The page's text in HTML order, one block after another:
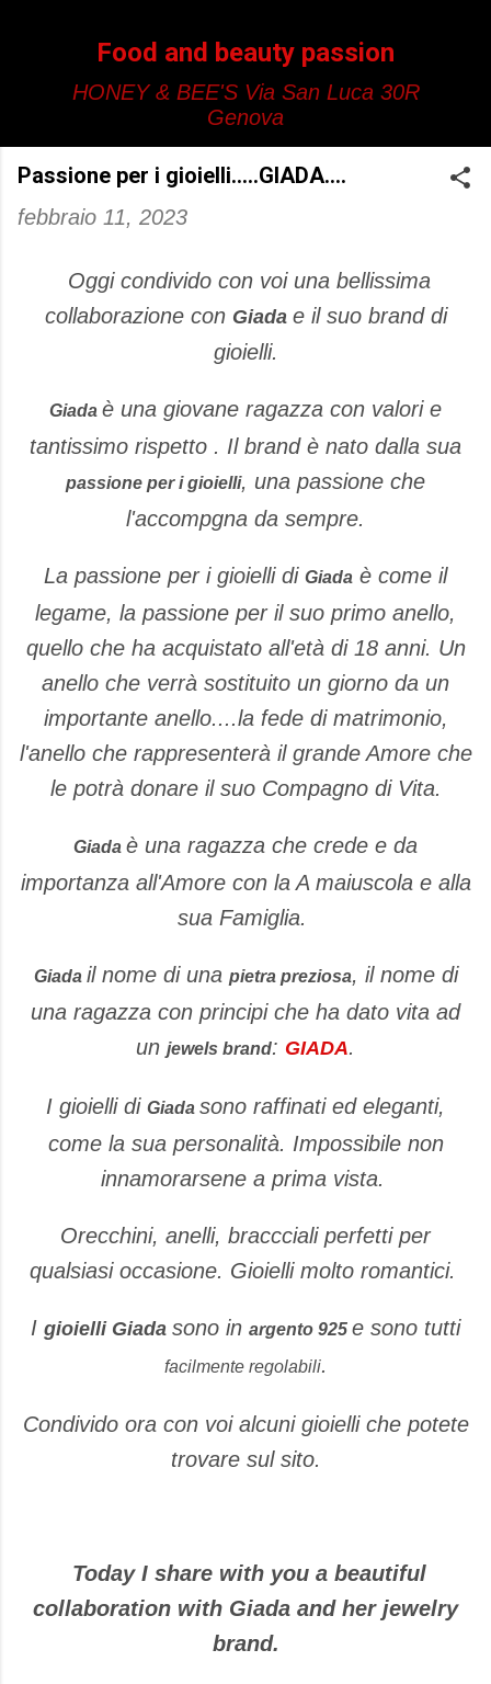
Food and beauty passion
HONEY & BEE'S Via San Luca 30R
Genova
Passione per i gioielli.....GIADA....
febbraio 11, 2023
Oggi condivido con voi una bellissima
collaborazione con Giada e il suo brand di
gioielli.
Giada è una giovane ragazza con valori e
tantissimo rispetto . Il brand è nato dalla sua
passione per i gioielli, una passione che
l'accompgna da sempre.
La passione per i gioielli di Giada è come il
legame, la passione per il suo primo anello,
quello che ha acquistato all'età di 18 anni. Un
anello che verrà sostituito un giorno da un
importante anello....la fede di matrimonio,
l'anello che rappresenterà il grande Amore che
le potrà donare il suo Compagno di Vita.
Giada è una ragazza che crede e da
importanza all'Amore con la A maiuscola e alla
sua Famiglia.
Giada il nome di una pietra preziosa, il nome di
una ragazza con principi che ha dato vita ad
un jewels brand: GIADA.
I gioielli di Giada sono raffinati ed eleganti,
come la sua personalità. Impossibile non
innamorarsene a prima vista.
Orecchini, anelli, braccciali perfetti per
qualsiasi occasione. Gioielli molto romantici.
I gioielli Giada sono in argento 925 e sono tutti
facilmente regolabili.
Condivido ora con voi alcuni gioielli che potete
trovare sul sito.
Today I share with you a beautiful
collaboration with Giada and her jewelry
brand.